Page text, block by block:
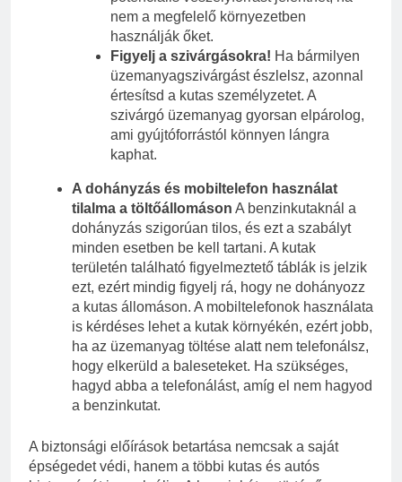
nem a megfelelő környezetben
használják őket.
Figyelj a szivárgásokra! Ha bármilyen
üzemanyagszivárgást észlelsz, azonnal
értesítsd a kutas személyzetet. A
szivárgó üzemanyag gyorsan elpárolog,
ami gyújtóforrástól könnyen lángra
kaphat.
A dohányzás és mobiltelefon használat
tilalma a töltőállomáson A benzinkutaknál a
dohányzás szigorúan tilos, és ezt a szabályt
minden esetben be kell tartani. A kutak
területén található figyelmeztető táblák is jelzik
ezt, ezért mindig figyelj rá, hogy ne dohányozz
a kutas állomáson. A mobiltelefonok használata
is kérdéses lehet a kutak környékén, ezért jobb,
ha az üzemanyag töltése alatt nem telefonálsz,
hogy elkerüld a baleseteket. Ha szükséges,
hagyd abba a telefonálást, amíg el nem hagyod
a benzinkutat.
A biztonsági előírások betartása nemcsak a saját
épségedet védi, hanem a többi kutas és autós